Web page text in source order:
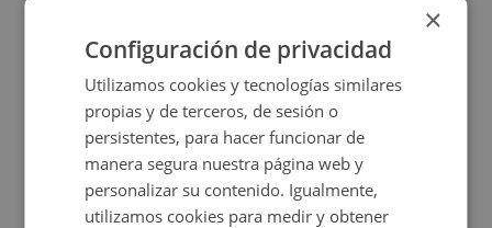
Ver en mapa
Certificado energético
×
Configuración de privacidad
Utilizamos cookies y tecnologías similares
propias y de terceros, de sesión o
persistentes, para hacer funcionar de
manera segura nuestra página web y
personalizar su contenido. Igualmente,
utilizamos cookies para medir y obtener